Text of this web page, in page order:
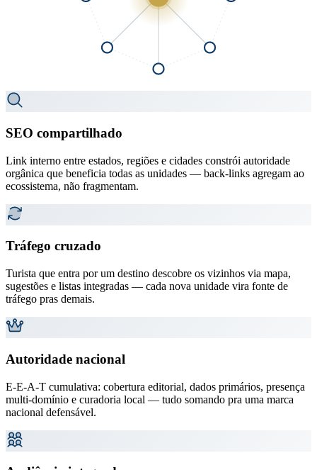
SEO compartilhado
Link interno entre estados, regiões e cidades constrói autoridade
orgânica que beneficia todas as unidades — back-links agregam ao
ecossistema, não fragmentam.
Tráfego cruzado
Turista que entra por um destino descobre os vizinhos via mapa,
sugestões e listas integradas — cada nova unidade vira fonte de
tráfego pras demais.
Autoridade nacional
E-E-A-T cumulativa: cobertura editorial, dados primários, presença
multi-domínio e curadoria local — tudo somando pra uma marca
nacional defensável.